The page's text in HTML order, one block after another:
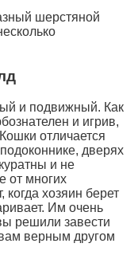
шерстяной
и подвижный. Как
и игрив,
отличается
дверях
и не
от многих
когда хозяин берет
Им очень
решили завести
верным другом